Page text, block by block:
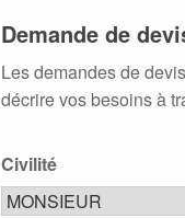
Demande de
Les demandes de
décrire vos besoins à
Civilité